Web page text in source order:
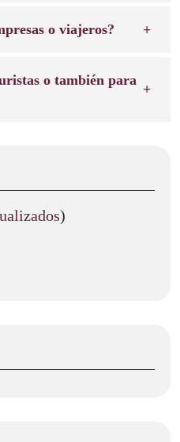
o viajeros?
o también para
)